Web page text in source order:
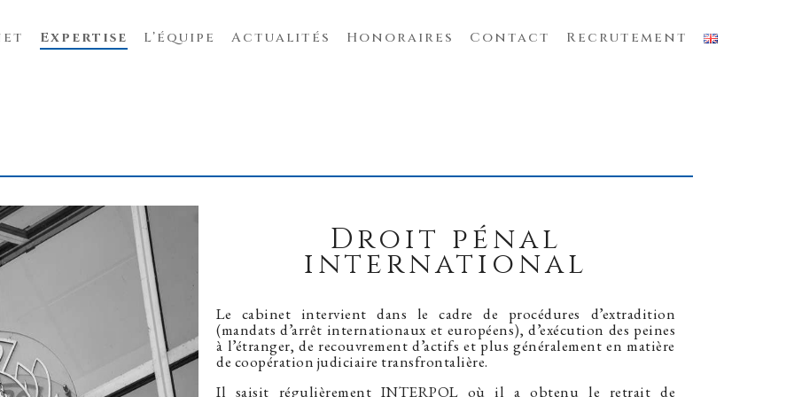
Expertise L’équipe Actualités Honoraires Contact Recrutement
Droit pénal
international
Le cabinet intervient dans le cadre de procédures d’extradition
(mandats d’arrêt internationaux et européens), d’exécution des peines
à l’étranger, de recouvrement d’actifs et plus généralement en matière
de coopération judiciaire transfrontalière.
Il saisit régulièrement INTERPOL où il a obtenu le retrait de